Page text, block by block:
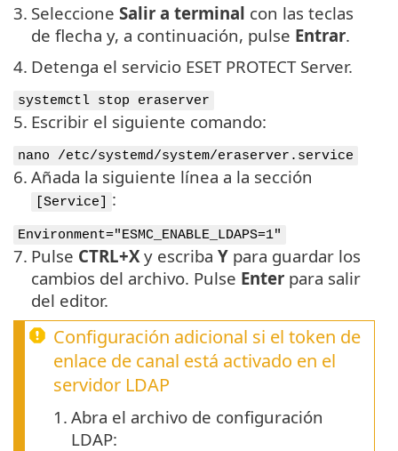
3. Seleccione Salir a terminal con las teclas
de flecha y, a continuación, pulse Entrar.
4. Detenga el servicio ESET PROTECT Server.
systemctl stop eraserver
5. Escribir el siguiente comando:
nano /etc/systemd/system/eraserver.service
6. Añada la siguiente línea a la sección
[Service] :
Environment="ESMC_ENABLE_LDAPS=1"
7. Pulse CTRL+X y escriba Y para guardar los
cambios del archivo. Pulse Enter para salir
del editor.
Configuración adicional si el token de
enlace de canal está activado en el
servidor LDAP
1. Abra el archivo de configuración
LDAP: